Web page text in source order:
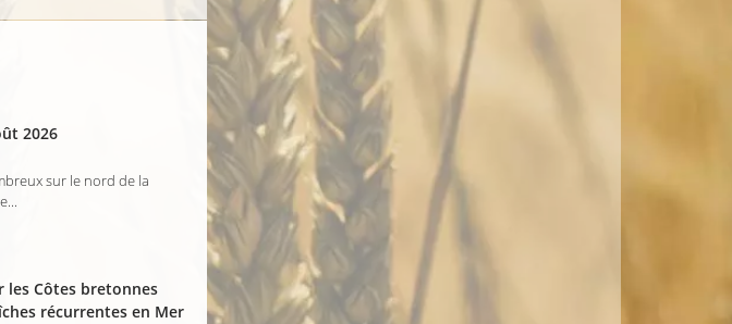
2026
sur le nord de la
les Côtes bretonnes
récurrentes en Mer